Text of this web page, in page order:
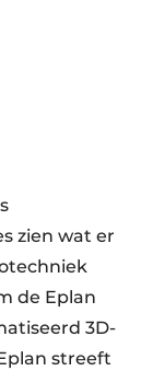
zien wat er
de Eplan
3D-
streeft